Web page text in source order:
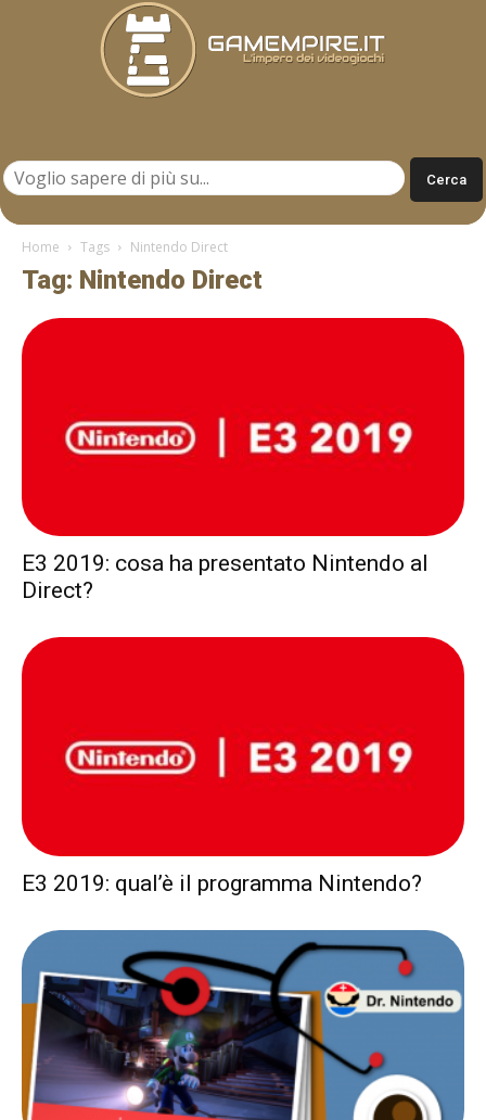
Home Tags Nintendo Direct
Tag: Nintendo Direct
E3 2019: cosa ha presentato Nintendo al
Direct?
E3 2019: qual’è il programma Nintendo?